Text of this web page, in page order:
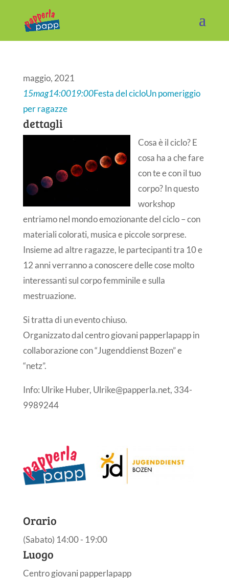
maggio, 2021
15mag14:0019:00Festa del cicloUn pomeriggio
per ragazze
dettagli
Cosa è il ciclo? E
cosa ha a che fare
con te e con il tuo
corpo? In questo
workshop
entriamo nel mondo emozionante del ciclo – con
materiali colorati, musica e piccole sorprese.
Insieme ad altre ragazze, le partecipanti tra 10 e
12 anni verranno a conoscere delle cose molto
interessanti sul corpo femminile e sulla
mestruazione.
Si tratta di un evento chiuso.
Organizzato dal centro giovani papperlapapp in
collaborazione con “Jugenddienst Bozen” e
“netz”.
Info: Ulrike Huber, Ulrike@papperla.net, 334-
9989244
Orario
(Sabato) 14:00 - 19:00
Luogo
Centro giovani papperlapapp